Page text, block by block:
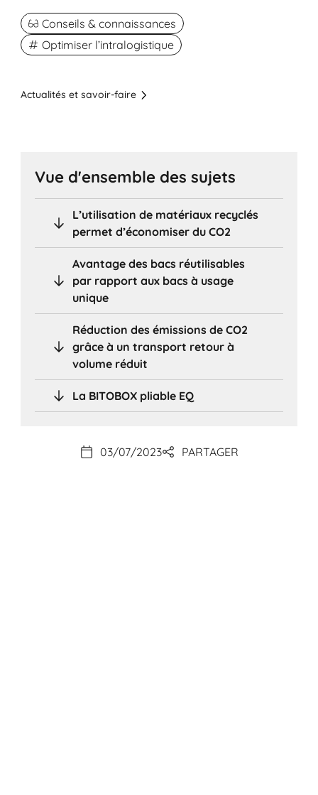
Conseils & connaissances
Optimiser l’intralogistique
Actualités et savoir-faire
Vue d'ensemble des sujets
L’utilisation de matériaux recyclés
permet d’économiser du CO2
Avantage des bacs réutilisables
par rapport aux bacs à usage
unique
Réduction des émissions de CO2
grâce à un transport retour à
volume réduit
La BITOBOX pliable EQ
03/07/2023 PARTAGER